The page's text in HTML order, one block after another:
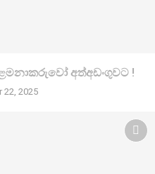
අත්අඩංගුවට !
22, 2025